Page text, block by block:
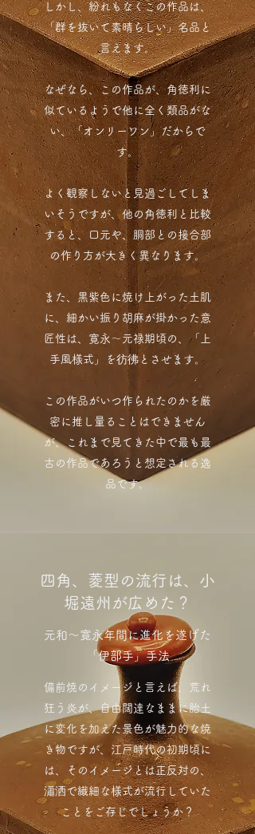
しかし、紛れもなくこの作品は、
「群を抜いて素晴らしい」名品と
言えます。
なぜなら、この作品が、角徳利に
似ているようで他に全く類品がな
い、「オンリーワン」だからで
す。
よく観察しないと見過ごしてしま
いそうですが、他の角徳利と比較
すると、口元や、胴部との接合部
の作り方が大きく異なります。
また、黒紫色に焼け上がった土肌
に、細かい振り胡麻が掛かった意
匠性は、寛永～元禄期頃の、「上
手風様式」を彷彿とさせます。
この作品がいつ作られたのかを厳
密に推し量ることはできません
が、これまで見てきた中で最も最
古の作品であろうと想定される逸
品です。
四角、菱型の流行は、小
堀遠州が広めた？
元和～寛永年間に進化を遂げた
「伊部手」手法
備前焼のイメージと言えば、荒れ
狂う炎が、自由闊達なままに胎土
に変化を加えた景色が魅力的な焼
き物ですが、江戸時代の初期頃に
は、そのイメージとは正反対の、
瀟洒で繊細な様式が流行していた
ことをご存じでしょうか？